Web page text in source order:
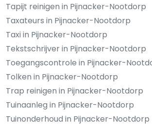
Tapijt reinigen in Pijnacker-Nootdorp
Taxateurs in Pijnacker-Nootdorp
Taxi in Pijnacker-Nootdorp
Tekstschrijver in Pijnacker-Nootdorp
Toegangscontrole in Pijnacker-
Tolken in Pijnacker-Nootdorp
Trap reinigen in Pijnacker-Nootdorp
Tuinaanleg in Pijnacker-Nootdorp
Tuinonderhoud in Pijnacker-Nootdorp